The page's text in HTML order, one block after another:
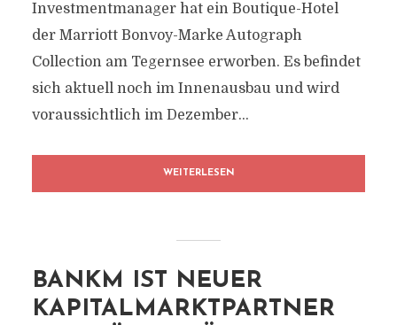
Investmentmanager hat ein Boutique-Hotel
der Marriott Bonvoy-Marke Autograph
Collection am Tegernsee erworben. Es befindet
sich aktuell noch im Innenausbau und wird
voraussichtlich im Dezember...
WEITERLESEN
BANKM IST NEUER
KAPITALMARKTPARTNER